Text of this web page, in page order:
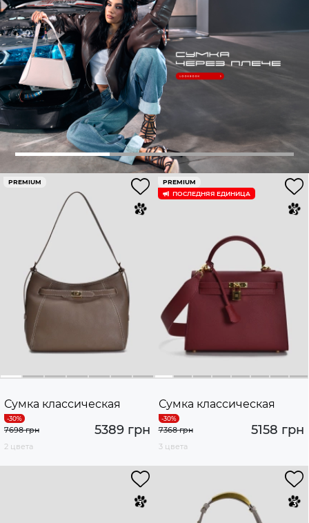
PREMIUM
Сумка классическая
5389 грн
7698 грн
2 цвета
PREMIUM
ПОСЛЕДНЯЯ ЕДИНИЦА
Сумка классическая
5158 грн
7368 грн
3 цвета